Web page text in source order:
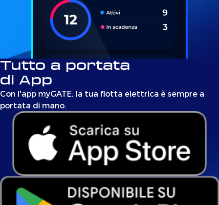
Tutto a portata
di App
Con l'app myGATE, la tua flotta elettrica è sempre a
portata di mano.